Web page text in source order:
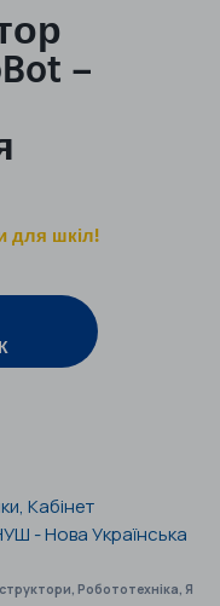
–
для шкіл!
, Кабінет
- Нова Українська
Робототехніка Я